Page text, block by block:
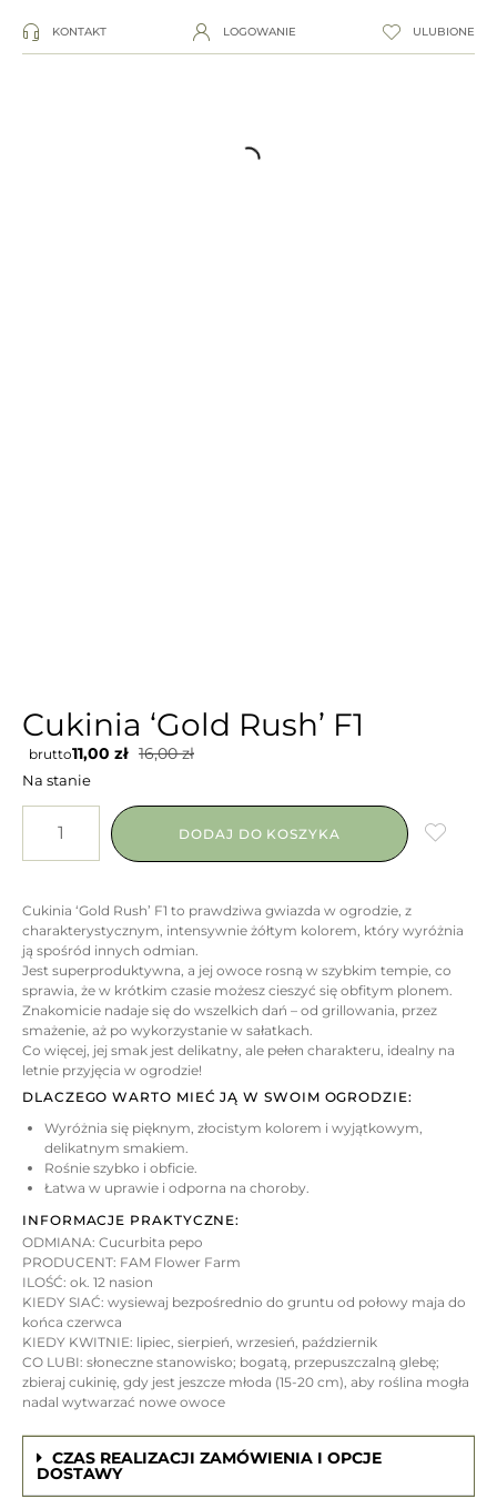
KONTAKT LOGOWANIE ULUBIONE
Cukinia ‘Gold Rush’ F1
16,00zł
11,00 zł
brutto
Na stanie
DODAJ DO KOSZYKA
Cukinia ‘Gold Rush’ F1 to prawdziwa gwiazda w ogrodzie, z
charakterystycznym, intensywnie żółtym kolorem, który wyróżnia
ją spośród innych odmian.
Jest superproduktywna, a jej owoce rosną w szybkim tempie, co
sprawia, że w krótkim czasie możesz cieszyć się obfitym plonem.
Znakomicie nadaje się do wszelkich dań – od grillowania, przez
smażenie, aż po wykorzystanie w sałatkach.
Co więcej, jej smak jest delikatny, ale pełen charakteru, idealny na
letnie przyjęcia w ogrodzie!
DLACZEGO WARTO MIEĆ JĄ W SWOIM OGRODZIE:
Wyróżnia się pięknym, złocistym kolorem i wyjątkowym,
delikatnym smakiem.
Rośnie szybko i obficie.
Łatwa w uprawie i odporna na choroby.
INFORMACJE PRAKTYCZNE:
ODMIANA: Cucurbita pepo
PRODUCENT: FAM Flower Farm
ILOŚĆ: ok. 12 nasion
KIEDY SIAĆ: wysiewaj bezpośrednio do gruntu od połowy maja do
końca czerwca
KIEDY KWITNIE: lipiec, sierpień, wrzesień, październik
CO LUBI: słoneczne stanowisko; bogatą, przepuszczalną glebę;
zbieraj cukinię, gdy jest jeszcze młoda (15-20 cm), aby roślina mogła
nadal wytwarzać nowe owoce
CZAS REALIZACJI ZAMÓWIENIA I OPCJE
DOSTAWY